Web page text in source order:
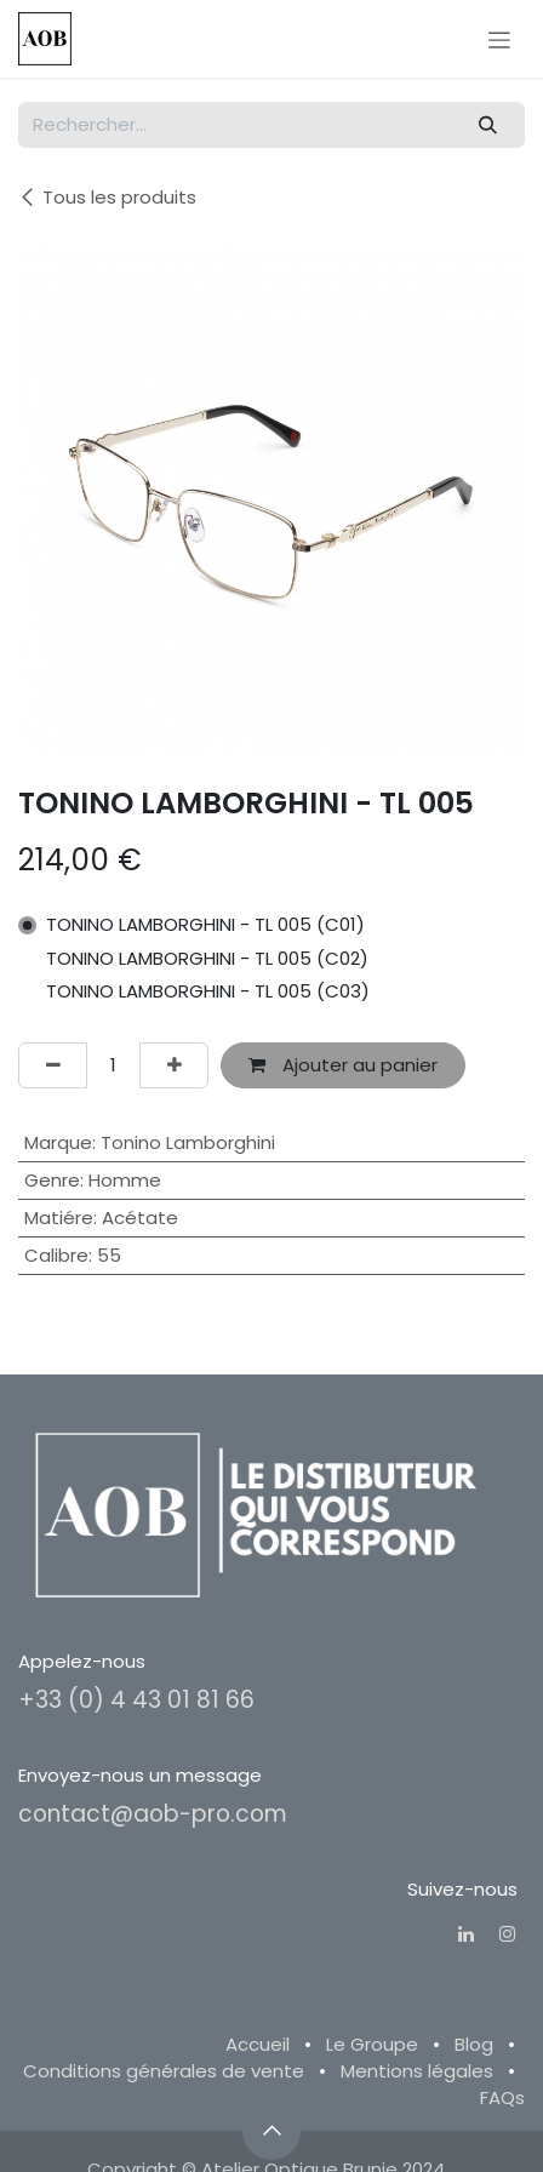
Se rendre au contenu
Tous les produits
TONINO LAMBORGHINI - TL 005
214,00 €
TONINO LAMBORGHINI - TL 005 (C01)
TONINO LAMBORGHINI - TL 005 (C02)
TONINO LAMBORGHINI - TL 005 (C03)
Ajouter au panier
Marque: Tonino Lamborghini
Genre: Homme
Matiére: Acétate
Calibre: 55
Appelez-nous
+33 (0) 4 43 01 81 66
Envoyez-nous un message
contact@aob-pro.com
Suivez-nous
Accueil • Le Groupe • Blog
•
Conditions générales de vente
• Mentions légales
•
FAQs